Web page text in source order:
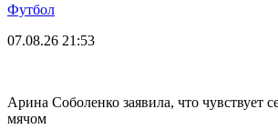
Футбол
07.08.26 21:53
Арина Соболенко заявила, что чувствует
мячом